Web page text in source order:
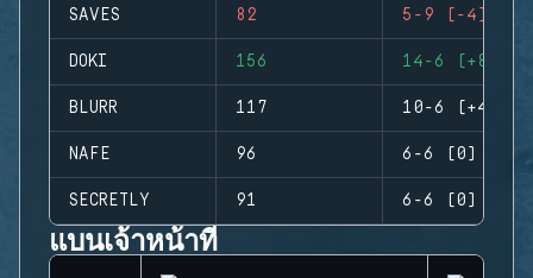
SAVES 82 5-9 (-4)
DOKI 156 14-6 (+8)
BLURR 117 10-6 (+4)
NAFE 96 6-6 (0)
SECRETLY 91 6-6 (0)
แบนเจ้าหน้าที่